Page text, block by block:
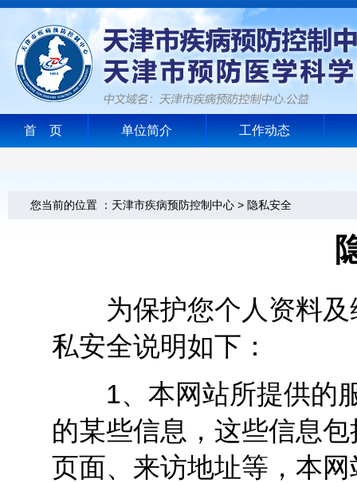
首 页 单位简介 工作动态
您当前的位置 ：天津市疾病预防控制中心 > 隐私安全
为保护您个人资料及
私安全说明如下：
1、本网站所提供的服
的某些信息，这些信息
页面、来访地址等，本